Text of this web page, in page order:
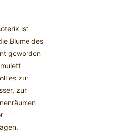
ist
Blume des
geworden
es zur
zur